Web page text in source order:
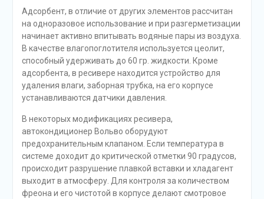
Адсорбент, в отличие от других элементов рассчитан
на одноразовое использование и при разгерметизации
начинает активно впитывать водяные пары из воздуха.
В качестве влагопоглотителя используется цеолит,
способный удерживать до 60 гр. жидкости. Кроме
адсорбента, в ресивере находится устройство для
удаления влаги, заборная трубка, на его корпусе
устанавливаются датчики давления.
В некоторых модификациях ресивера,
автокондиционер Вольво оборудуют
предохранительным клапаном. Если температура в
системе доходит до критической отметки 90 градусов,
происходит разрушение плавкой вставки и хладагент
выходит в атмосферу. Для контроля за количеством
фреона и его чистотой в корпусе делают смотровое